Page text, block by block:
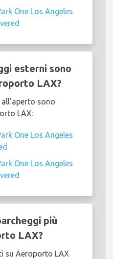
One Los Angeles
esterni sono
LAX?
all'aperto sono
LAX:
One Los Angeles
One Los Angeles
più
LAX?
su Aeroporto LAX